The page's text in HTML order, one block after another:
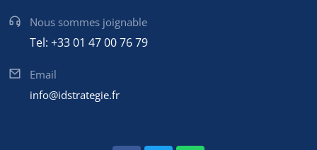
Nous sommes joignable
Tel: +33 01 47 00 76 79
Email
info@idstrategie.fr